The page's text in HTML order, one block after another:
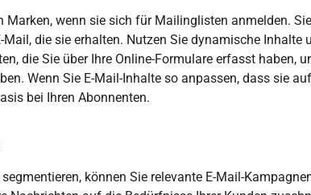
wenn sie sich für Mailinglisten anmelden.
die sie erhalten. Nutzen Sie dynamische Inhalte
die Sie über Ihre Online-Formulare erfasst haben,
Wenn Sie E-Mail-Inhalte so anpassen, dass sie
bei Ihren Abonnenten.
können Sie relevante E-Mail-